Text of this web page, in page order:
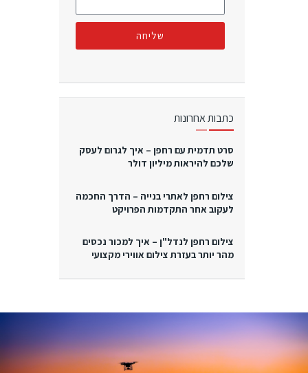
שליחה
כתבות אחרונות
סרט תדמית עם רחפן – איך לגרום לעסק
שלכם להיראות מיליון דולר
צילום רחפן לאתרי בנייה – הדרך החכמה
לעקוב אחר התקדמות הפרויקט
צילום רחפן לנדל"ן – איך למכור נכסים
מהר יותר בעזרת צילום אווירי מקצועי